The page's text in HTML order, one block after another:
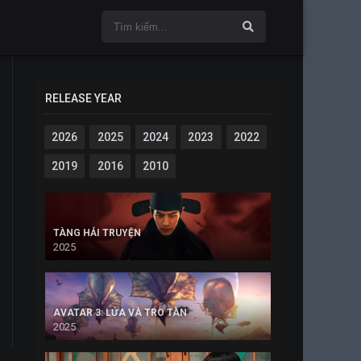
RELEASE YEAR
2026 2025 2024 2023 2022
2019 2016 2010
TÀNG HẢI TRUYỆN
2025
AVATAR 3: LỬA VÀ TRO TÀN
2025